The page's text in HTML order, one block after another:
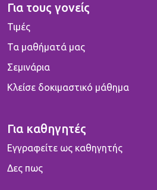
Για τους γονείς
Τιμές
Τα μαθήματά μας
Σεμινάρια
Κλείσε δοκιμαστικό μάθημα
Για καθηγητές
Εγγραφείτε ως καθηγητής
Δες πως